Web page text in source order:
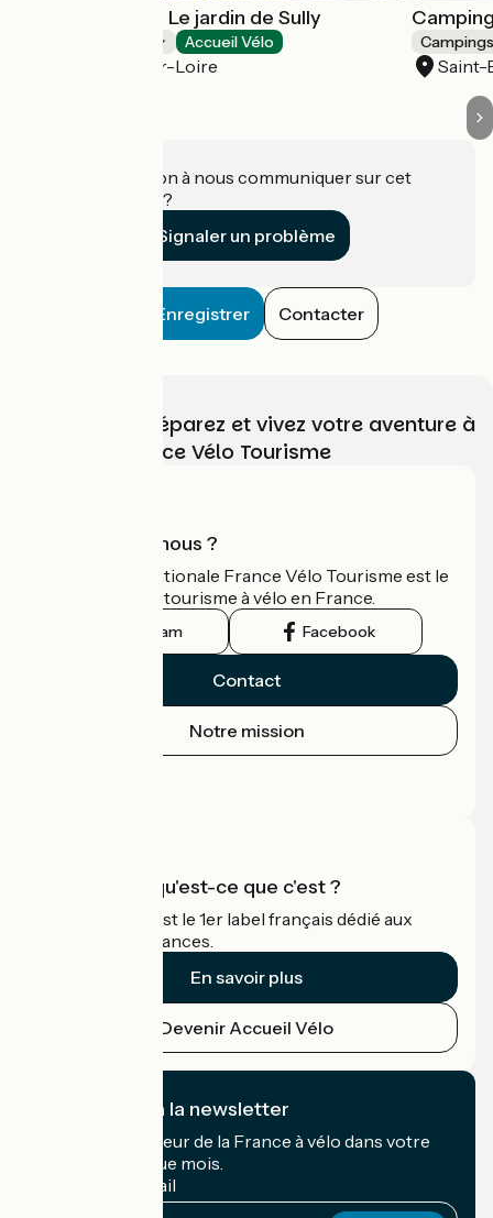
Flower camping Le jardin de Sully
Accueil Vélo
Saint-Père-sur-Loire
Une information à nous communiquer sur cet
établissement ?
Signaler un problème
Enregistrer Contacter
Choisissez, préparez et vivez votre aventure à
vélo avec France Vélo Tourisme
Qui sommes-nous ?
L'association nationale France Vélo Tourisme est le
guide officiel du tourisme à vélo en France.
Instagram Facebook
Contact
Notre mission
Accueil Vélo qu'est-ce que c'est ?
Accueil Vélo c'est le 1er label français dédié aux
cyclistes en vacances.
En savoir plus
Devenir Accueil Vélo
Je m'abonne à la newsletter
Recevez le meilleur de la France à vélo dans votre
boîte mail chaque mois.
Mon adresse mail